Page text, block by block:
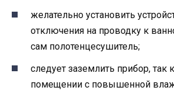
желательно установить
отключения на проводку к
сам полотенцесушитель;
следует заземлить прибор, так
помещении с повышенной